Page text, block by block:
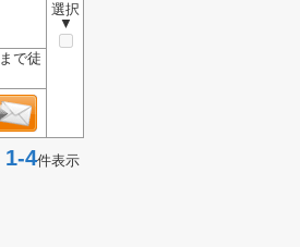
選択
▼
で徒
4件表示